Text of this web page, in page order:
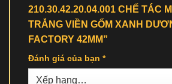
210.30.42.20.04.001 CHẾ TÁC
TRẮNG VIỀN GỐM XANH
FACTORY 42MM”
Đánh giá của bạn *